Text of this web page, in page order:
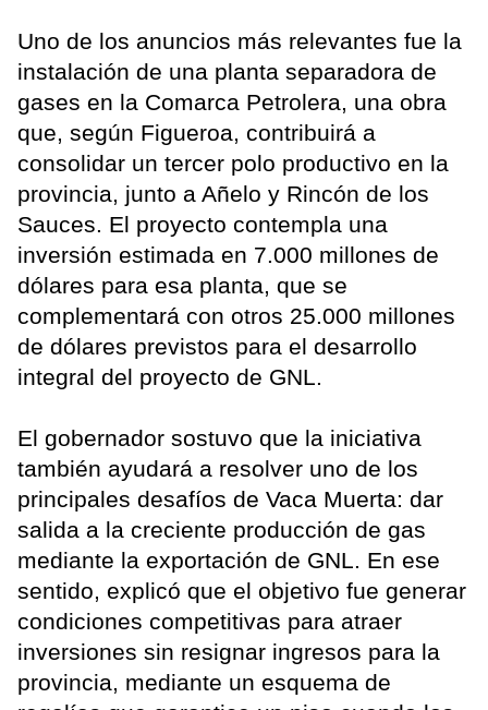
Uno de los anuncios más relevantes fue la
instalación de una planta separadora de
gases en la Comarca Petrolera, una obra
que, según Figueroa, contribuirá a
consolidar un tercer polo productivo en la
provincia, junto a Añelo y Rincón de los
Sauces. El proyecto contempla una
inversión estimada en 7.000 millones de
dólares para esa planta, que se
complementará con otros 25.000 millones
de dólares previstos para el desarrollo
integral del proyecto de GNL.
El gobernador sostuvo que la iniciativa
también ayudará a resolver uno de los
principales desafíos de Vaca Muerta: dar
salida a la creciente producción de gas
mediante la exportación de GNL. En ese
sentido, explicó que el objetivo fue generar
condiciones competitivas para atraer
inversiones sin resignar ingresos para la
provincia, mediante un esquema de